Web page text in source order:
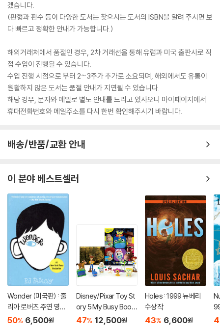
겠습니다.
(판형과 판수 등이 다양한 도서는 찾으시는 도서의 ISBN을 알려 주시면 보
다 빠르고 정확한 안내가 가능합니다.)
해외거래처에서 품절인 경우, 2차 거래선을 통해 유럽과 미국 출판사로 직
접 수입이 진행될 수 있습니다.
수입 진행 시점으로 부터 2~3주가 추가로 소요되며, 해외에서도 유통이
원활하지 않은 도서는 품절 안내가 지연될 수 있습니다.
해당 경우, 문자와 메일로 별도 안내를 드리고 있사오니 마이페이지에서
휴대전화번호와 메일주소를 다시 한번 확인해주시기 바랍니다.
배송/반품/교환 안내
이 분야 베스트셀러
Wonder (미국판) : 줄
리아 로버츠 주연 영화
'원더' 원작 소설
50% 6,500원
Disney/Pixar Toy St
ory 5 My Busy Book
s
47% 12,500원
Holes : 1999 뉴베리
수상작
43% 6,600원